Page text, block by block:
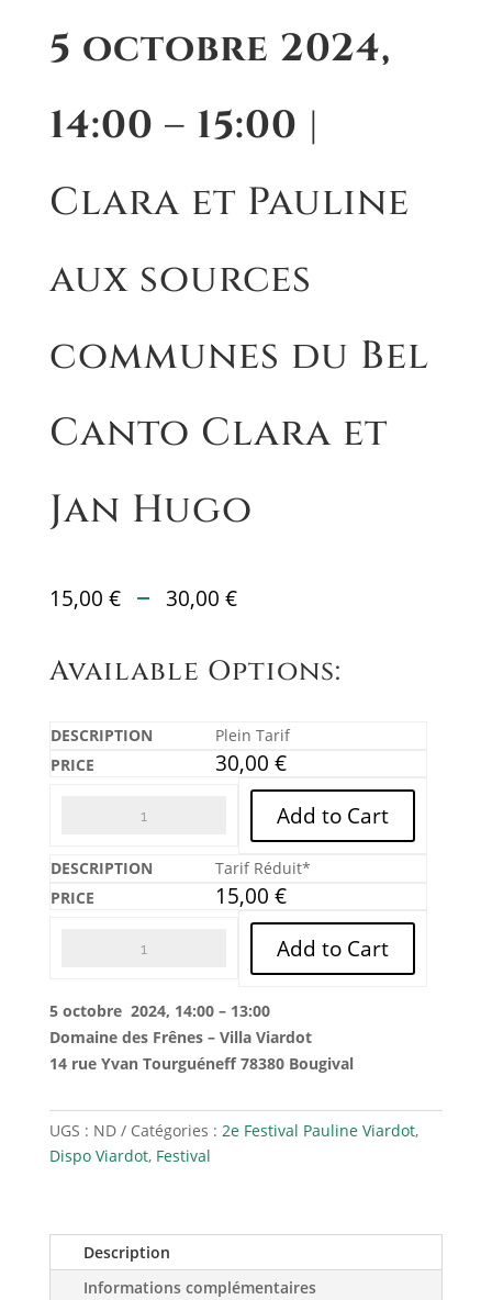
5 octobre 2024,
14:00 – 15:00 |
Clara et Pauline
aux sources
communes du Bel
Canto Clara et
Jan Hugo
15,00 € – 30,00 €Plage
15,00 €
30,00 €
Available Options:
Plein Tarif
30,00 €
Add to Cart
Tarif Réduit*
15,00 €
Add to Cart
5 octobre 2024, 14:00 – 13:00
Domaine des Frênes – Villa Viardot
14 rue Yvan Tourguéneff 78380 Bougival
UGS : ND Catégories : 2e Festival Pauline Viardot,
Dispo Viardot, Festival
Description
Informations complémentaires